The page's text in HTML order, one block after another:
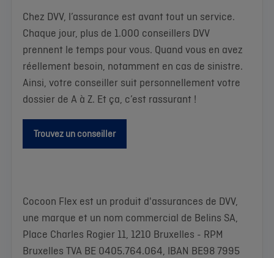
Chez DVV, l’assurance est avant tout un service.
Chaque jour, plus de 1.000 conseillers DVV
prennent le temps pour vous. Quand vous en avez
réellement besoin, notamment en cas de sinistre.
Ainsi, votre conseiller suit personnellement votre
dossier de A à Z. Et ça, c’est rassurant !
Trouvez un conseiller
Cocoon Flex est un produit d'assurances de DVV,
une marque et un nom commercial de Belins SA,
Place Charles Rogier 11, 1210 Bruxelles - RPM
Bruxelles TVA BE 0405.764.064, IBAN BE98 7995